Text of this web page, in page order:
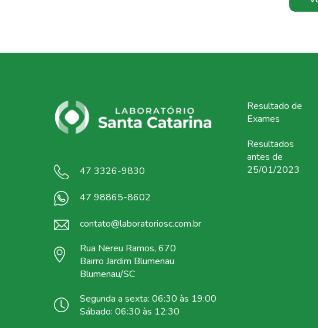
47 3326-9830
47 98865-8602
contato@laboratoriosc.com.br
Rua Nereu Ramos, 670
Bairro Jardim Blumenau
Blumenau/SC
Segunda a sexta: 06:30 às 19:00
Sábado: 06:30 às 12:30
Resultado de
Exames
Resultados
antes de
25/01/2023